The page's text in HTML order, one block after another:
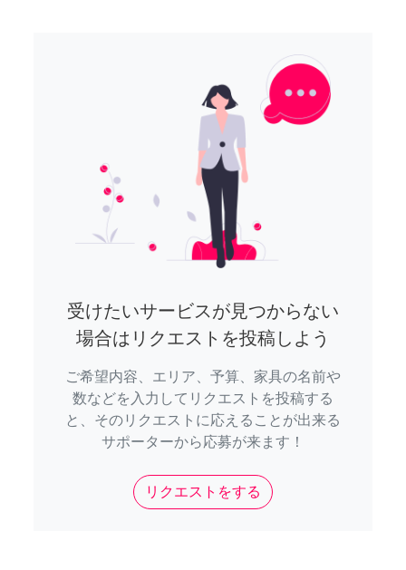
受けたいサービスが見つからない
場合はリクエストを投稿しよう
ご希望内容、エリア、予算、家具の名前や
数などを入力してリクエストを投稿する
と、そのリクエストに応えることが出来る
サポーターから応募が来ます！
リクエストをする